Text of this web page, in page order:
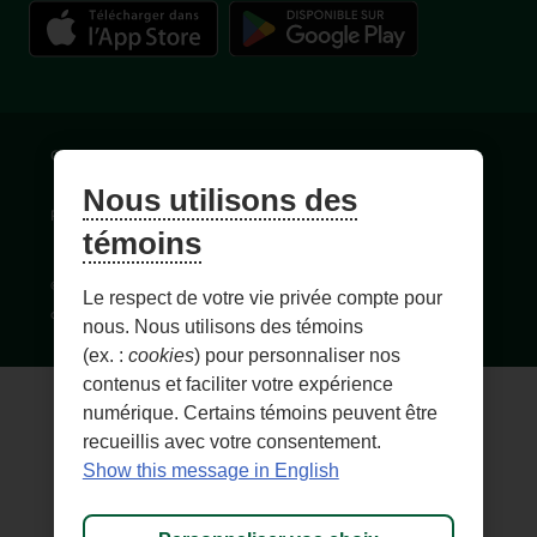
Conditions d'utilisation et notes légales Confidentialité
Personnaliser les témoins Accessibilité
© 1996-
droits réservés.
Nous utilisons des
témoins
Le respect de votre vie privée compte pour
nous. Nous utilisons des témoins
(ex. : cookies) pour personnaliser nos
contenus et faciliter votre expérience
numérique. Certains témoins peuvent être
recueillis avec votre consentement.
Show this message in English